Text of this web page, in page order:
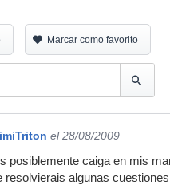
Marcar como favorito
el 28/08/2009
posiblemente caiga en mis
resolvierais algunas